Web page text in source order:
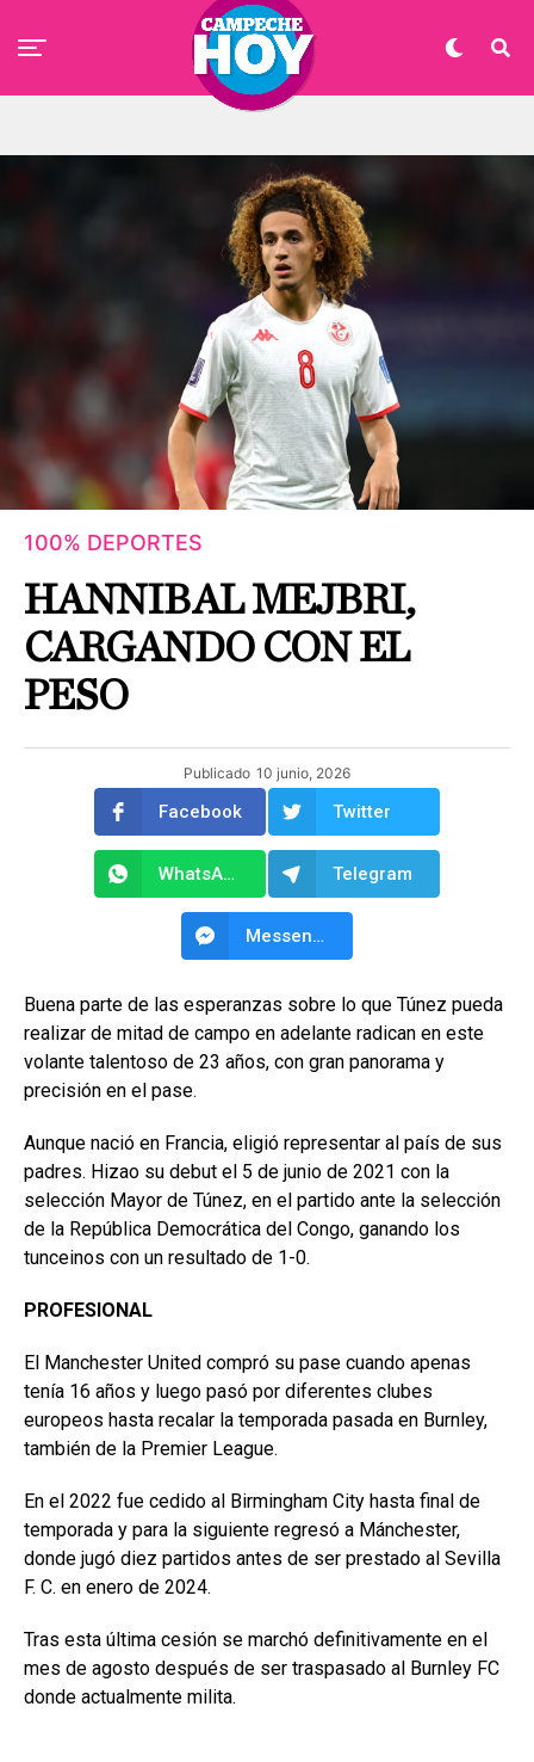
100% DEPORTES
HANNIBAL MEJBRI,
CARGANDO CON EL
PESO
Publicado 10 junio, 2026
Facebook Twitter
WhatsApp Telegram
Messenger
Buena parte de las esperanzas sobre lo que Túnez pueda
realizar de mitad de campo en adelante radican en este
volante talentoso de 23 años, con gran panorama y
precisión en el pase.
Aunque nació en Francia, eligió representar al país de sus
padres. Hizao su debut el 5 de junio de 2021 con la
selección Mayor de Túnez, en el partido ante la selección
de la República Democrática del Congo, ganando los
tunceinos con un resultado de 1-0.
PROFESIONAL
El Manchester United compró su pase cuando apenas
tenía 16 años y luego pasó por diferentes clubes
europeos hasta recalar la temporada pasada en Burnley,
también de la Premier League.
En el 2022 fue cedido al Birmingham City hasta final de
temporada y para la siguiente regresó a Mánchester,
donde jugó diez partidos antes de ser prestado al Sevilla
F. C. en enero de 2024.
Tras esta última cesión se marchó definitivamente en el
mes de agosto después de ser traspasado al Burnley FC
donde actualmente milita.